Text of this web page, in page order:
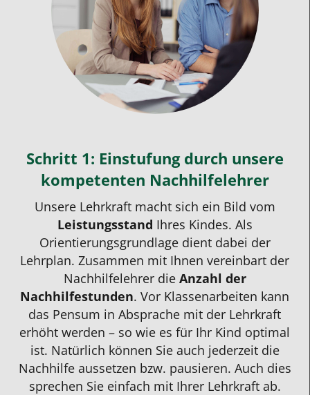
Schritt 1: Einstufung durch unsere
kompetenten Nachhilfelehrer
Unsere Lehrkraftmacht sich ein Bild vom
Leistungsstand Ihres Kindes. Als
Orientierungsgrundlage dient dabei der
Lehrplan. Zusammen mit Ihnen vereinbart der
Nachhilfelehrer die Anzahl der
Nachhilfestunden. Vor Klassenarbeiten kann
das Pensum in Absprache mit der Lehrkraft
erhöht werden – so wie es für Ihr Kind optimal
ist. Natürlich können Sie auch jederzeit die
Nachhilfe aussetzen bzw. pausieren. Auch dies
sprechen Sie einfach mit Ihrer Lehrkraftab.